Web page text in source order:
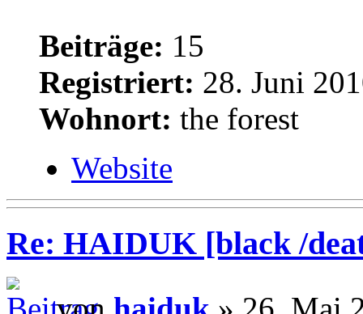
Beiträge: 15
Registriert: 28. Juni
Wohnort: the forest
Website
Re: HAIDUK [black /